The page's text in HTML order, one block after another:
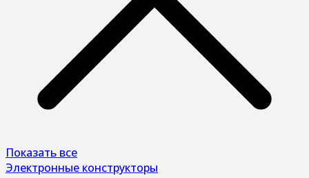
Показать все
Электронные конструкторы